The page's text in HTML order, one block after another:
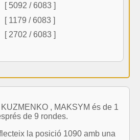
[ 5092 / 6083 ]
[ 1179 / 6083 ]
[ 2702 / 6083 ]
, MAKSYM és de 1
de 9 rondes.
la posició 1090 amb una